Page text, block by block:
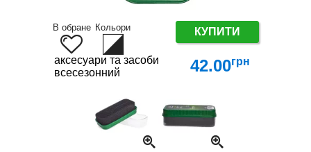
В обране Кольори КУПИТИ
аксесуари та засоби по догляду за взуттям
всесезонний
42.00грн